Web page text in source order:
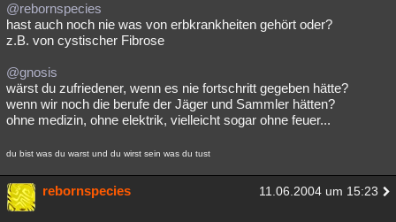
@rebornspecies
hast auch noch nie was von erbkrankheiten gehört oder?
z.B. von cystischer Fibrose
@gnosis
wärst du zufriedener, wenn es nie fortschritt gegeben hätte?
wenn wir noch die berufe der Jäger und Sammler hätten?
ohne medizin, ohne elektrik, vielleicht sogar ohne feuer...
du bist was du warst und du wirst sein was du tust
rebornspecies 11.06.2004 um 15:23